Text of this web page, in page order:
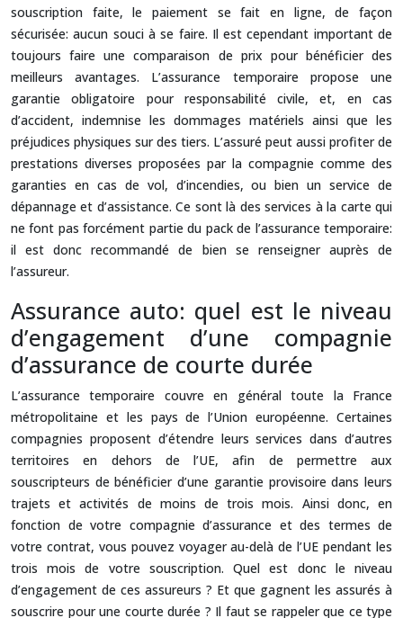
souscription faite, le paiement se fait en ligne, de façon
sécurisée: aucun souci à se faire. Il est cependant important de
toujours faire une comparaison de prix pour bénéficier des
meilleurs avantages. L’assurance temporaire propose une
garantie obligatoire pour responsabilité civile, et, en cas
d’accident, indemnise les dommages matériels ainsi que les
préjudices physiques sur des tiers. L’assuré peut aussi profiter de
prestations diverses proposées par la compagnie comme des
garanties en cas de vol, d’incendies, ou bien un service de
dépannage et d’assistance. Ce sont là des services à la carte qui
ne font pas forcément partie du pack de l’assurance temporaire:
il est donc recommandé de bien se renseigner auprès de
l’assureur.
Assurance auto: quel est le niveau
d’engagement d’une compagnie
d’assurance de courte durée
L’assurance temporaire couvre en général toute la France
métropolitaine et les pays de l’Union européenne. Certaines
compagnies proposent d’étendre leurs services dans d’autres
territoires en dehors de l’UE, afin de permettre aux
souscripteurs de bénéficier d’une garantie provisoire dans leurs
trajets et activités de moins de trois mois. Ainsi donc, en
fonction de votre compagnie d’assurance et des termes de
votre contrat, vous pouvez voyager au-delà de l’UE pendant les
trois mois de votre souscription. Quel est donc le niveau
d’engagement de ces assureurs ? Et que gagnent les assurés à
souscrire pour une courte durée ? Il faut se rappeler que ce type